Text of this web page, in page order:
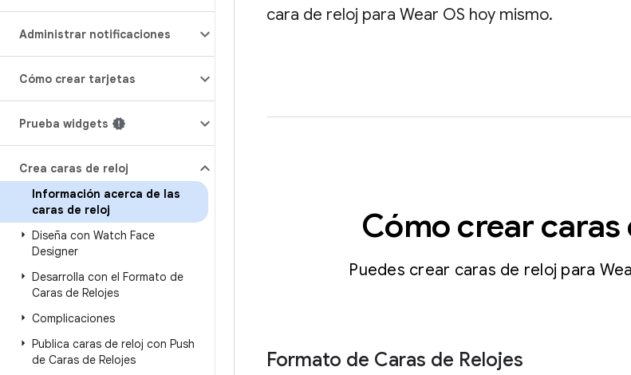
Administrar notificaciones
Cómo crear tarjetas
Prueba widgets
Crea caras de reloj
Información acerca de las
caras de reloj
Diseña con Watch Face
Designer
Desarrolla con el Formato de
Caras de Relojes
Complicaciones
Publica caras de reloj con Push
de Caras de Relojes
cara de reloj para Wear OS hoy mismo.
Cómo crear caras
Puedes crear caras de reloj para
Formato de Caras de Relojes